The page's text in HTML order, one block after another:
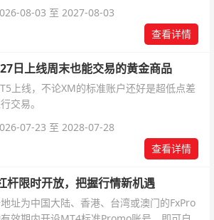
件及交易细则。
08-03 至 2027-08-03
查看详情
日上线周末也能交易的黄金商品
上线，不论XM的标准账户还好是超低点差
交易。
07-23 至 2028-07-28
查看详情
杆限时开放，把握行情新机遇
址为中国大陆、香港、台湾或澳门的FxPro